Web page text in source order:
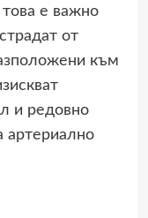
е важно
от
към
и редовно
артериално